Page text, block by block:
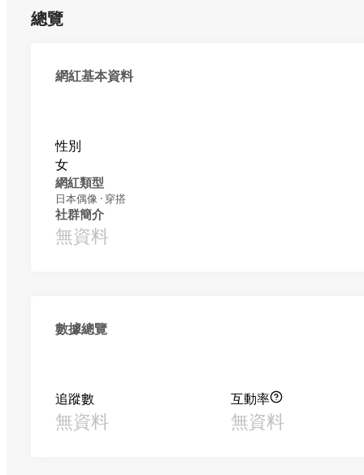
總覽
網紅基本資料
性別
女
網紅類型
日本偶像 · 穿搭
社群簡介
無資料
數據總覽
追蹤數
無資料
互動率
無資料